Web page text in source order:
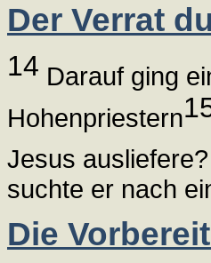
Der Verrat
14 Darauf ging
Hohenpriestern
Jesus
suchte er nach
Die